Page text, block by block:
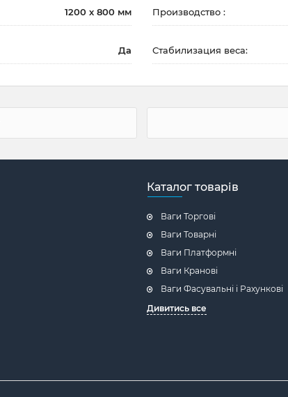
1200 х 800 мм Производство :
Да Стабилизация веса:
Каталог товарів
Ваги Торгові
Ваги Товарні
Ваги Платформні
Ваги Кранові
Ваги Фасувальні і Рахункові
Дивитись все